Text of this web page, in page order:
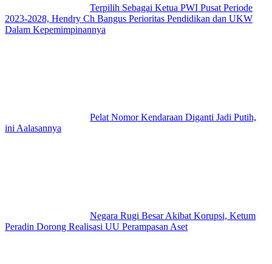
Terpilih Sebagai Ketua PWI Pusat Periode
2023-2028, Hendry Ch Bangus Perioritas Pendidikan dan UKW
Dalam Kepemimpinannya
Pelat Nomor Kendaraan Diganti Jadi Putih,
ini Aalasannya
Negara Rugi Besar Akibat Korupsi, Ketum
Peradin Dorong Realisasi UU Perampasan Aset